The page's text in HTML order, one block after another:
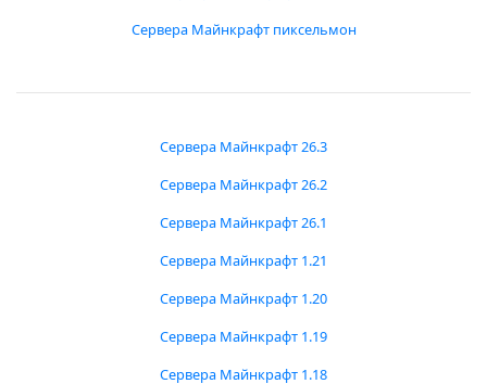
Сервера Майнкрафт пиксельмон
Сервера Майнкрафт 26.3
Сервера Майнкрафт 26.2
Сервера Майнкрафт 26.1
Сервера Майнкрафт 1.21
Сервера Майнкрафт 1.20
Сервера Майнкрафт 1.19
Сервера Майнкрафт 1.18